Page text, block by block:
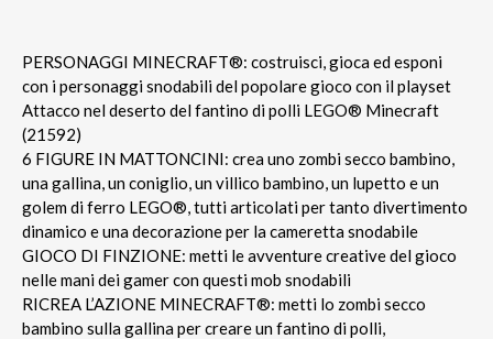
PERSONAGGI MINECRAFT®: costruisci, gioca ed esponi
con i personaggi snodabili del popolare gioco con il playset
Attacco nel deserto del fantino di polli LEGO® Minecraft
(21592)
6 FIGURE IN MATTONCINI: crea uno zombi secco bambino,
una gallina, un coniglio, un villico bambino, un lupetto e un
golem di ferro LEGO®, tutti articolati per tanto divertimento
dinamico e una decorazione per la cameretta snodabile
GIOCO DI FINZIONE: metti le avventure creative del gioco
nelle mani dei gamer con questi mob snodabili
RICREA L’AZIONE MINECRAFT®: metti lo zombi secco
bambino sulla gallina per creare un fantino di polli,